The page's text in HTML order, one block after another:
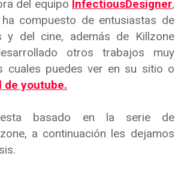
del equipo InfectiousDesigner,
compuesto de entusiastas de
y del cine, además de Killzone
otros trabajos muy
cuales puedes ver en su sitio o
de youtube.
basado en la serie de
a continuación les dejamos